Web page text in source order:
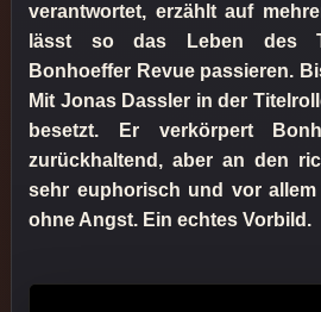
verantwortet, erzählt auf
lässt so das Leben des
Bonhoeffer Revue passieren.
Mit Jonas Dassler in der
besetzt. Er verkörpert
zurückhaltend, aber an den
sehr euphorisch und vor
ohne Angst. Ein echtes Vorbild.